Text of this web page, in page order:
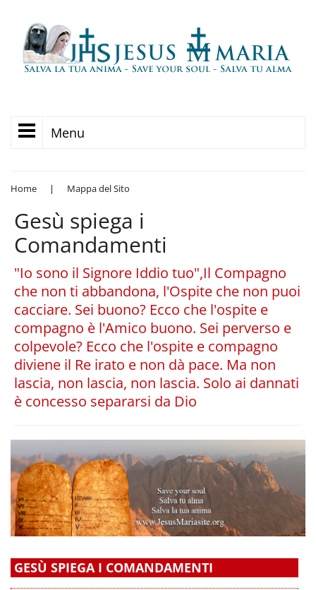
Menu
Home | Mappa del Sito
Gesù spiega i
Comandamenti
"Io sono il Signore Iddio tuo",Il Compagno
che non ti abbandona, l'Ospite che non puoi
cacciare. Sei buono? Ecco che l'ospite e
compagno è l'Amico buono. Sei perverso e
colpevole? Ecco che l'ospite e compagno
diviene il Re irato e non dà pace. Ma non
lascia, non lascia, non lascia. Solo ai dannati
è concesso separarsi da Dio
GESÙ SPIEGA I COMANDAMENTI